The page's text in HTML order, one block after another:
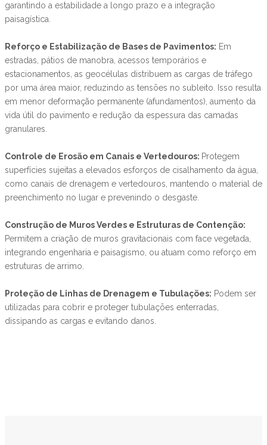
garantindo a estabilidade a longo prazo e a integração
paisagística.
Reforço e Estabilização de Bases de Pavimentos: Em
estradas, pátios de manobra, acessos temporários e
estacionamentos, as geocélulas distribuem as cargas de tráfego
por uma área maior, reduzindo as tensões no subleito. Isso resulta
em menor deformação permanente (afundamentos), aumento da
vida útil do pavimento e redução da espessura das camadas
granulares.
Controle de Erosão em Canais e Vertedouros: Protegem
superfícies sujeitas a elevados esforços de cisalhamento da água,
como canais de drenagem e vertedouros, mantendo o material de
preenchimento no lugar e prevenindo o desgaste.
Construção de Muros Verdes e Estruturas de Contenção:
Permitem a criação de muros gravitacionais com face vegetada,
integrando engenharia e paisagismo, ou atuam como reforço em
estruturas de arrimo.
Proteção de Linhas de Drenagem e Tubulações: Podem ser
utilizadas para cobrir e proteger tubulações enterradas,
dissipando as cargas e evitando danos.